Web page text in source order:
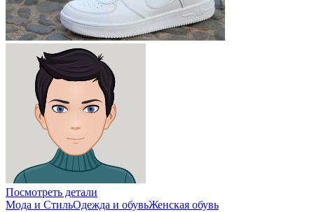
Посмотреть детали
Мода и СтильОдежда и обувьЖенская обувь